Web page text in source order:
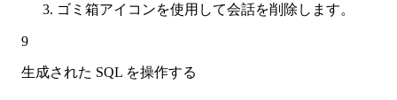
ゴミ箱アイコンを使用して会話を削除します。
9
生成された SQL を操作する